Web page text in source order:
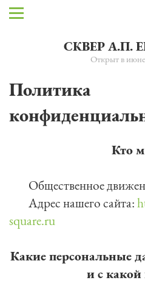
СКВЕР А.П.
Открыт в
Политика
Кто
	Адрес нашего сайта:
square.ru
Какие персональные
и с какой